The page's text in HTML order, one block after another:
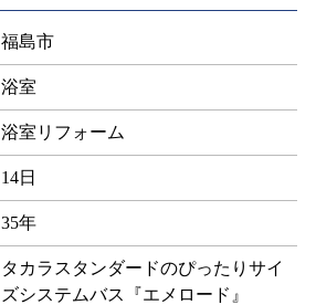
福島市
浴室
浴室リフォーム
14日
35年
タカラスタンダードのぴったりサイ
ズシステムバス『エメロード』